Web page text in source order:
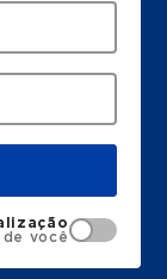
você